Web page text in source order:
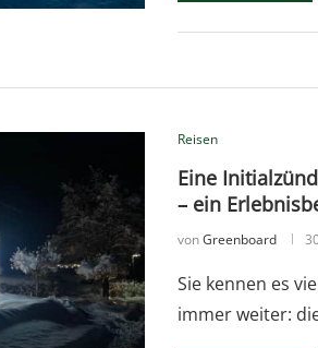
Reisen
Eine
– ein
vonGreenboard
Sie kennen es
immer weiter: